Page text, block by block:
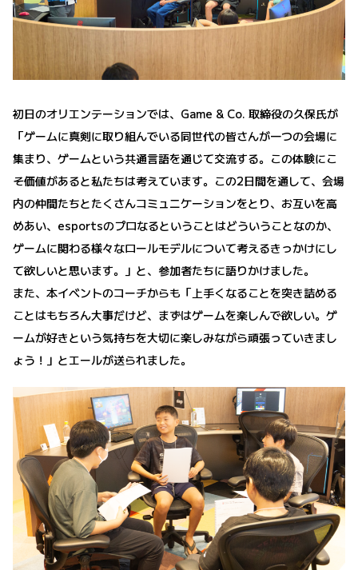
初日のオリエンテーションでは、Game & Co. 取締役の久保氏が
「ゲームに真剣に取り組んでいる同世代の皆さんが一つの会場に
集まり、ゲームという共通言語を通じて交流する。この体験にこ
そ価値があると私たちは考えています。この2日間を通して、会場
内の仲間たちとたくさんコミュニケーションをとり、お互いを高
めあい、esportsのプロなるということはどういうことなのか、
ゲームに関わる様々なロールモデルについて考えるきっかけにし
て欲しいと思います。」と、参加者たちに語りかけました。
また、本イベントのコーチからも「上手くなることを突き詰める
ことはもちろん大事だけど、まずはゲームを楽しんで欲しい。ゲ
ームが好きという気持ちを大切に楽しみながら頑張っていきまし
ょう！」とエールが送られました。